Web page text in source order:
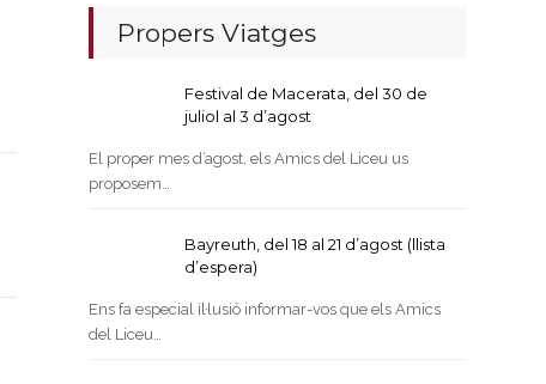
Propers Viatges
Festival de Macerata, del 30 de
juliol al 3 d’agost
El proper mes d’agost, els Amics del Liceu us
proposem…
Bayreuth, del 18 al 21 d’agost (llista
d’espera)
Ens fa especial il·lusió informar-vos que els Amics
del Liceu…